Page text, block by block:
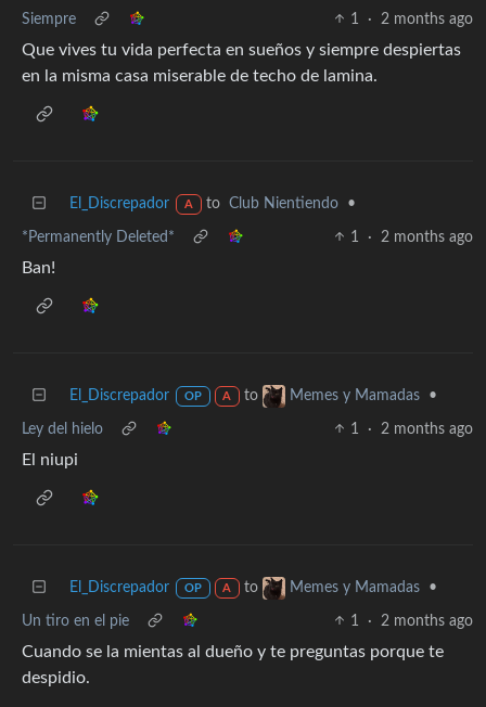
Siempre 1 · 2 months ago
Que vives tu vida perfecta en sueños y siempre despiertas
en la misma casa miserable de techo de lamina.
El_Discrepador A to Club Nientiendo •
*Permanently Deleted* 1 · 2 months ago
Ban!
El_Discrepador OP A to Memes y Mamadas •
Ley del hielo 1 · 2 months ago
El niupi
El_Discrepador OP A to Memes y Mamadas •
Un tiro en el pie 1 · 2 months ago
Cuando se la mientas al dueño y te preguntas porque te
despidio.